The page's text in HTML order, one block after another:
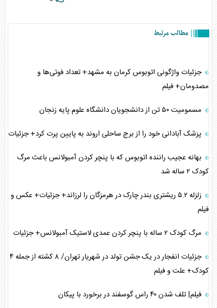
مطالب مرتبط
جزئیات واژگونی اتوبوس کرمان به مشهد+ تعداد فوتی‌ها و
مصدومان+ فیلم
مسمومیت ۵۰ تن از دانشجویان دانشگاه علوم پایه زنجان
پزشک آبادانی خود را از برج ساحلی اروند به پایین پرت کرد+ جزئیات
بهانه عجیب راننده اتوبوس که با پنچر کردن آمبولانس باعث مرگ
کودک ۲ ساله شد
زلزله ۵.۲ ریشتری بندر چارک در هرمزگان را لرزاند+ جزئیات+ عکس و
فیلم
مرگ کودک ۲ ساله با پنچر کردن عمدی لاستیک آمبولانس+ جزئیات
جزئیات انفجار در یک جشن تولد در شهریار تهران/ ۸ کشته از جمله ۴
کودک+ علت و فیلم
فیلم| تلف شدن ۴۰ راس گوسفند در برخورد با پیکان